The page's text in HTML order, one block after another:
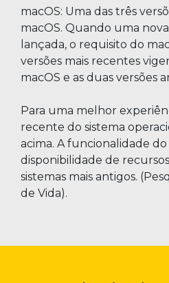
macOS: Uma das três
macOS. Quando uma
lançada, o requisito do
versões mais recentes
macOS e as duas versões
Para uma melhor
recente do sistema
acima. A funcionalidade
disponibilidade de
sistemas mais antigos.
de Vida).